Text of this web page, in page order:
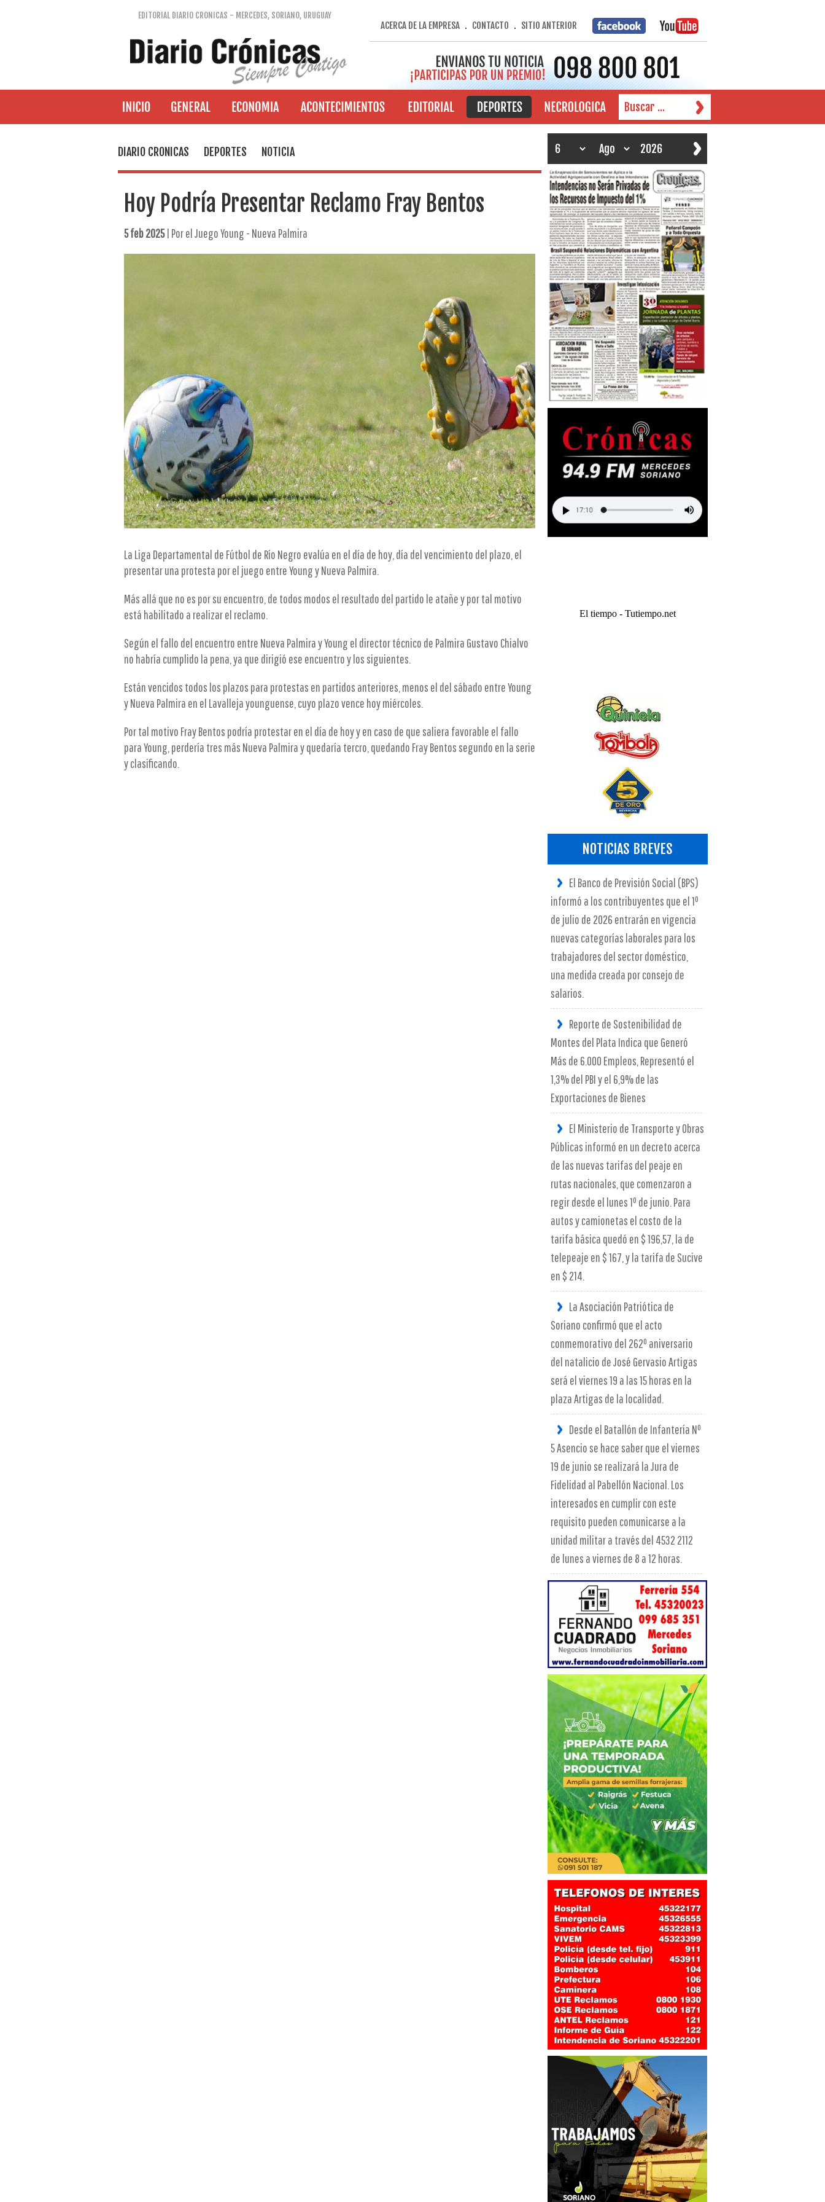
EDITORIAL DIARIO CRONICAS - MERCEDES, SORIANO, URUGUAY
ACERCA DE LA EMPRESA. CONTACTO . SITIO ANTERIOR
DIARIO CRONICAS DEPORTES NOTICIA
Hoy Podría Presentar Reclamo Fray Bentos
5 feb 2025| Por el Juego Young - Nueva Palmira
La Liga Departamental de Fútbol de Río Negro evalúa en el día de hoy, día del vencimiento del plazo, el
presentar una protesta por el juego entre Young y Nueva Palmira.
Más allá que no es por su encuentro, de todos modos el resultado del partido le atañe y por tal motivo
está habilitado a realizar el reclamo.
Según el fallo del encuentro entre Nueva Palmira y Young el director técnico de Palmira Gustavo Chialvo
no habría cumplido la pena, ya que dirigió ese encuentro y los siguientes.
Están vencidos todos los plazos para protestas en partidos anteriores, menos el del sábado entre Young
y Nueva Palmira en el Lavalleja younguense, cuyo plazo vence hoy miércoles.
Por tal motivo Fray Bentos podría protestar en el día de hoy y en caso de que saliera favorable el fallo
para Young, perdería tres más Nueva Palmira y quedaría tercro, quedando Fray Bentos segundo en la serie
y clasificando.
El tiempo - Tutiempo.net
NOTICIAS BREVES
El Banco de Previsión Social (BPS)
informó a los contribuyentes que el 1º
de julio de 2026 entrarán en vigencia
nuevas categorías laborales para los
trabajadores del sector doméstico,
una medida creada por consejo de
salarios.
Reporte de Sostenibilidad de
Montes del Plata Indica que Generó
Más de 6.000 Empleos, Representó el
1,3% del PBI y el 6,9% de las
Exportaciones de Bienes
El Ministerio de Transporte y Obras
Públicas informó en un decreto acerca
de las nuevas tarifas del peaje en
rutas nacionales, que comenzaron a
regir desde el lunes 1º de junio. Para
autos y camionetas el costo de la
tarifa básica quedó en $ 196,57, la de
telepeaje en $ 167, y la tarifa de Sucive
en $ 214.
La Asociación Patriótica de
Soriano confirmó que el acto
conmemorativo del 262º aniversario
del natalicio de José Gervasio Artigas
será el viernes 19 a las 15 horas en la
plaza Artigas de la localidad.
Desde el Batallón de Infantería Nº
5 Asencio se hace saber que el viernes
19 de junio se realizará la Jura de
Fidelidad al Pabellón Nacional. Los
interesados en cumplir con este
requisito pueden comunicarse a la
unidad militar a través del 4532 2112
de lunes a viernes de 8 a 12 horas.